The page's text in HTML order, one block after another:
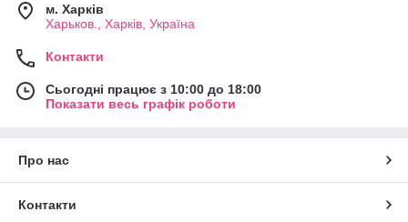
м. Харків
Харьков., Харків, Україна
Контакти
Сьогодні працює з 10:00 до 18:00
Показати весь графік роботи
Про нас
Контакти